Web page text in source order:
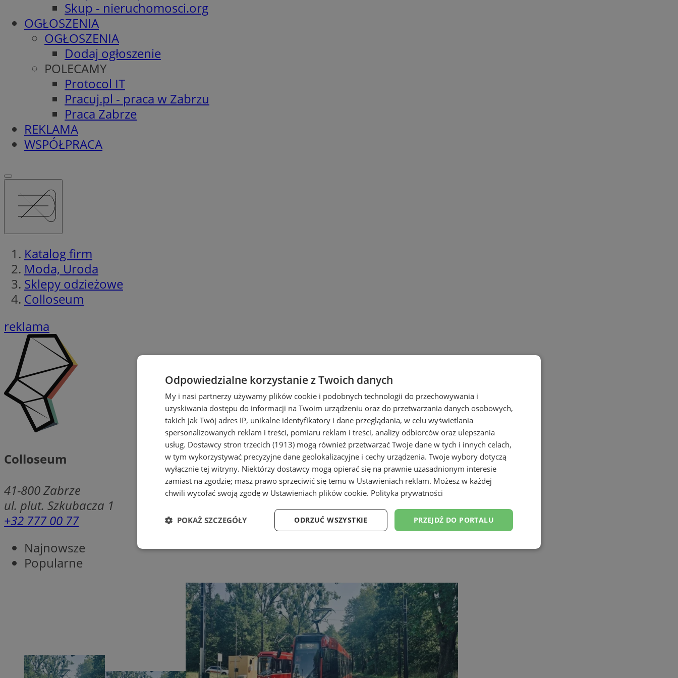
Skup - nieruchomosci.org
OGŁOSZENIA
OGŁOSZENIA
Dodaj ogłoszenie
POLECAMY
Protocol IT
Pracuj.pl - praca w Zabrzu
Praca Zabrze
REKLAMA
WSPÓŁPRACA
Katalog firm
Moda, Uroda
Sklepy odzieżowe
Colloseum
reklama
Colloseum
41-800Zabrze
ul. plut. Szkubacza 1
+32 777 00 77
Najnowsze
Popularne
Odpowiedzialne korzystanie z Twoich danych
My i nasi partnerzy używamy plików cookie i podobnych technologii do przechowywania i
uzyskiwania dostępu do informacji na Twoim urządzeniu oraz do przetwarzania danych osobowych,
takich jak Twój adres IP, unikalne identyfikatory i dane przeglądania, w celu wyświetlania
spersonalizowanych reklam i treści, pomiaru reklam i treści, analizy odbiorców oraz ulepszania
usług. Dostawcy stron trzecich (1913) mogą również przetwarzać Twoje dane w tych i innych celach,
w tym wykorzystywać precyzyjne dane geolokalizacyjne i cechy urządzenia. Twoje wybory dotyczą
wyłącznie tej witryny. Niektórzy dostawcy mogą opierać się na prawnie uzasadnionym interesie
zamiast na zgodzie; masz prawo sprzeciwić się temu w Ustawieniach reklam. Możesz w każdej
chwili wycofać swoją zgodę w Ustawieniach plików cookie. Polityka prywatności
PRZEJDŹ DO PORTALU
ODRZUĆ WSZYSTKIE
POKAŻ SZCZEGÓŁY
Niezbędne Wydajność Targetowanie Funkcjonalność Niesklasyfikowane
Niezbędne Wydajność Targetowanie Funkcjonalność Niesklasyfikowane
Niezbędne pliki cookie umożliwiają korzystanie z podstawowych funkcji strony internetowej, takich jak logowanie użytkownika i
zarządzanie kontem. Bez niezbędnych plików cookie nie można prawidłowo korzystać ze strony internetowej.
Provider
Domena
Okres
przechowywania
Opis